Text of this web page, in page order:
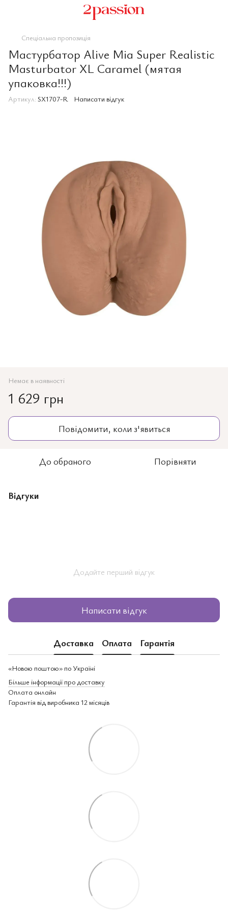
Спеціальна пропозиція
Мастурбатор Alive Mia Super Realistic
Masturbator XL Caramel (мятая
упаковка!!!)
Артикул: SX1707-R Написати відгук
Немає в наявності
1 629 грн
Повідомити, коли з'явиться
До обраного Порівняти
Відгуки
Додайте перший відгук
Написати відгук
Доставка Оплата Гарантія
«Новою поштою» по Україні
Більше інформації про доставку
Оплата онлайн
Гарантія від виробника 12 місяців